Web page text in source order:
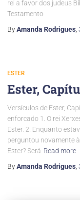
rei a favor dos judeus
Testamento
ByAmanda Rodrigues
ESTER
Ester,
Versículos de Ester,
enforcado 1. O rei
Ester. 2. Enquanto
perguntou novamente
Ester? Será Read more
ByAmanda Rodrigues